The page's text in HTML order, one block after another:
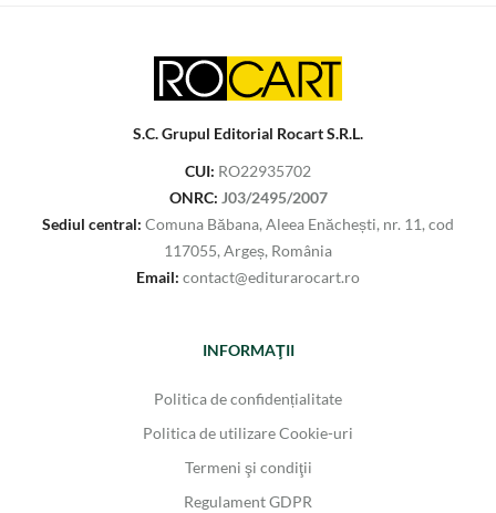
S.C. Grupul Editorial Rocart S.R.L.
CUI: RO22935702
ONRC: J03/2495/2007
Sediul central: Comuna Băbana, Aleea Enăchești, nr. 11, cod
117055, Argeș, România
Email: contact@editurarocart.ro
INFORMAŢII
Politica de confidențialitate
Politica de utilizare Cookie-uri
Termeni şi condiţii
Regulament GDPR